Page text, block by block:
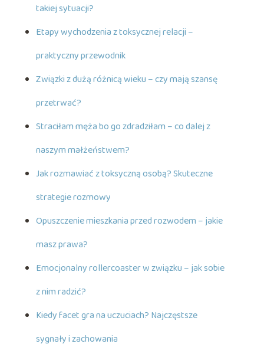
takiej sytuacji?
Etapy wychodzenia z toksycznej relacji –
praktyczny przewodnik
Związki z dużą różnicą wieku – czy mają szansę
przetrwać?
Straciłam męża bo go zdradziłam – co dalej z
naszym małżeństwem?
Jak rozmawiać z toksyczną osobą? Skuteczne
strategie rozmowy
Opuszczenie mieszkania przed rozwodem – jakie
masz prawa?
Emocjonalny rollercoaster w związku – jak sobie
z nim radzić?
Kiedy facet gra na uczuciach? Najczęstsze
sygnały i zachowania